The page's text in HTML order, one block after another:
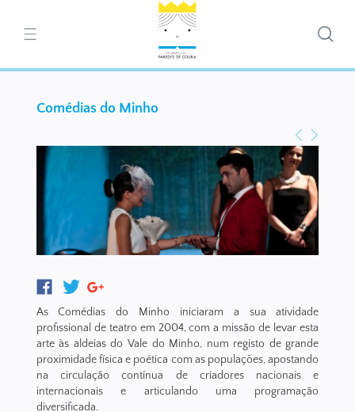
Comédias do Minho
As Comédias do Minho iniciaram a sua atividade
profissional de teatro em 2004, com a missão de levar esta
arte às aldeias do Vale do Minho, num registo de grande
proximidade física e poética com as populações, apostando
na circulação contínua de criadores nacionais e
internacionais e articulando uma programação
diversificada.